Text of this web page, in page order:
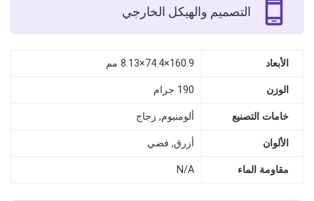
التصميم والهيكل الخارجي
الأبعاد 160.9×74.4×8.13 مم
الوزن 190 جرام
خامات التصنيع ألومنيوم, زجاج
الألوان أزرق, فضي
مقاومة الماء N/A